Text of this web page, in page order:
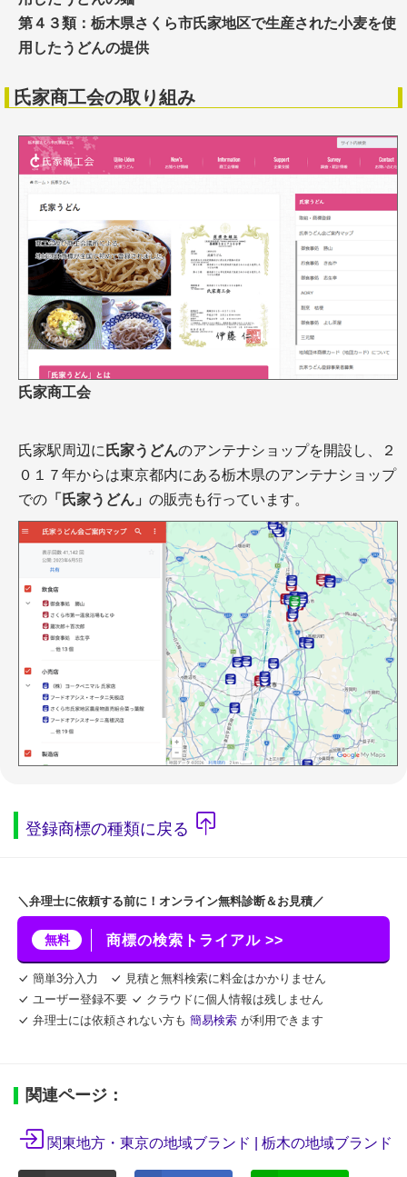
第４３類：栃木県さくら市氏家地区で生産された小麦を使
用したうどんの提供
氏家商工会の取り組み
氏家商工会
氏家駅周辺に 氏家うどんのアンテナショップを開設し、２
０１７年からは東京都内にある栃木県のアンテナショップ
での 「氏家うどん」 の販売も行っています。
登録商標の種類に戻る
＼弁理士に依頼する前に！オンライン無料診断＆お見積／
無料 商標の検索トライアル >>
簡単3分入力
見積と無料検索に料金はかかりません
ユーザー登録不要
クラウドに個人情報は残しません
弁理士には依頼されない方も 簡易検索 が利用できます
関連ページ：
関東地方・東京の地域ブランド | 栃木の地域ブランド